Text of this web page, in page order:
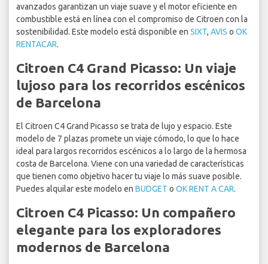
avanzados garantizan un viaje suave y el motor eficiente en
combustible está en línea con el compromiso de Citroen con la
sostenibilidad. Este modelo está disponible en SIXT, AVIS o OK
RENTACAR.
Citroen C4 Grand Picasso: Un viaje
lujoso para los recorridos escénicos
de Barcelona
El Citroen C4 Grand Picasso se trata de lujo y espacio. Este
modelo de 7 plazas promete un viaje cómodo, lo que lo hace
ideal para largos recorridos escénicos a lo largo de la hermosa
costa de Barcelona. Viene con una variedad de características
que tienen como objetivo hacer tu viaje lo más suave posible.
Puedes alquilar este modelo en BUDGET o OK RENT A CAR.
Citroen C4 Picasso: Un compañero
elegante para los exploradores
modernos de Barcelona